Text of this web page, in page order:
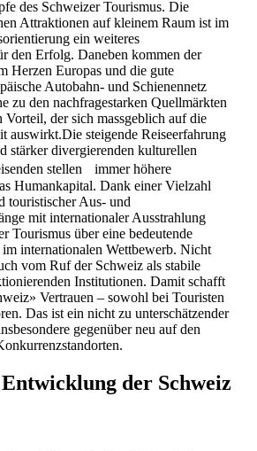
des Schweizer Tourismus. Die
Attraktionen auf kleinem Raum ist im
ein weiteres
den Erfolg. Daneben kommen der
Herzen Europas und die gute
Autobahn- und Schienennetz
zu den nachfragestarken Quellmärkten
Vorteil, der sich massgeblich auf die
auswirkt.Die steigende Reiseerfahrung
stärker divergierenden kulturellen
stellen immer höhere
Humankapital. Dank einer Vielzahl
touristischer Aus- und
mit internationaler Ausstrahlung
Tourismus über eine bedeutende
im internationalen Wettbewerb. Nicht
vom Ruf der Schweiz als stabile
Institutionen. Damit schafft
Vertrauen – sowohl bei Touristen
Das ist ein nicht zu unterschätzender
gegenüber neu auf den
der Schweiz